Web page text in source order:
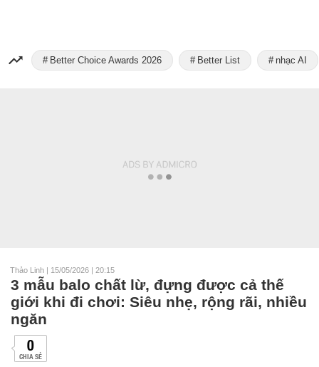
Better Choice Awards 2026 Better List nhạc AI
Thảo Linh | 15/05/2026 | 20:15
3 mẫu balo chất lừ, đựng được cả thế
giới khi đi chơi: Siêu nhẹ, rộng rãi, nhiều
ngăn
0
CHIA SẺ